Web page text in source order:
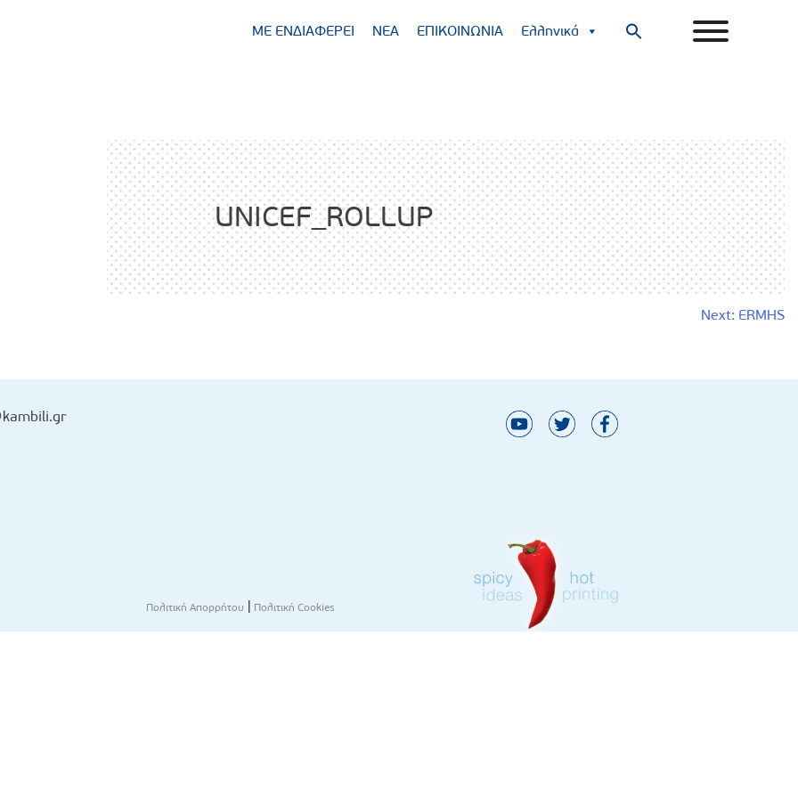
ΜΕ ΕΝΔΙΑΦΕΡΕΙ ΝΕΑ ΕΠΙΚΟΙΝΩΝΙΑ Ελληνικά
Search
UNICEF_ROLLUP
Next: ERMHS
Πολιτική Απορρήτου | Πολιτική Cookies